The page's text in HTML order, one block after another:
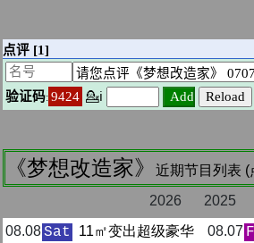
《梦想改造家》
近期节目列表
2026
2025
08.08Sat
11㎡变出超级豪华
08.07